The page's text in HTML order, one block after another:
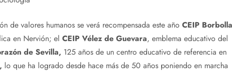
de valores humanos se verá recompensada este año CEIP Borbolla
en Nervión; el CEIP Vélez de Guevara, emblema educativo del
de Sevilla, 125 años de un centro educativo de referencia en
lo que ha logrado desde hace más de 50 años poniendo en marcha